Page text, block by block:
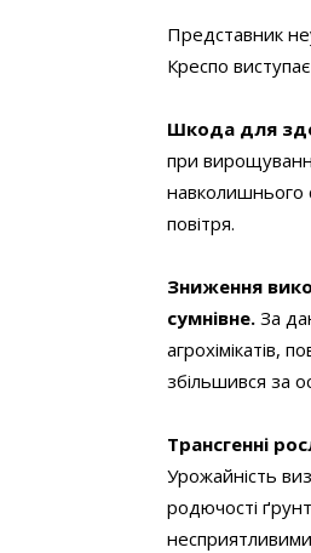
Представник
Креспо
Шкода для
при
навколишнього
повітря.
Зниження
сумнівне. За
агрохімікатів,
збільшився за
Трансгенні
Урожайність
родючості